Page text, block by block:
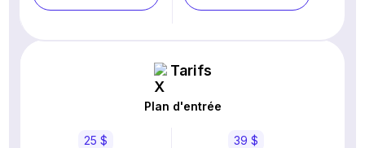
Tarifs
Plan d'entrée
25 $ 39 $